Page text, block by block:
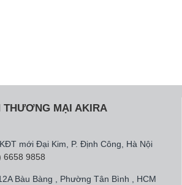
THƯƠNG MẠI AKIRA
mới Đại Kim, P. Định Công, Hà Nội
6658 9858
Bàu Bàng , Phường Tân Bình , HCM